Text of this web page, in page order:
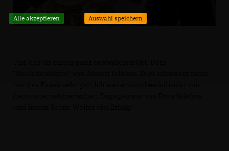
Alle akzeptieren Auswahl speichern